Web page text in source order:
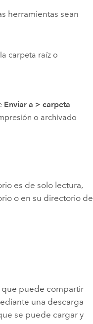
herramientas sean
carpeta raíz o
Enviar a > carpeta
o archivado
es de solo lectura,
o en su directorio de
que puede compartir
una descarga
se puede cargar y